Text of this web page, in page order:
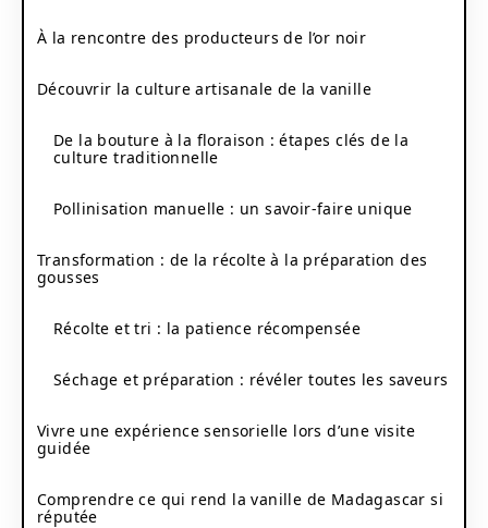
À la rencontre des producteurs de l’or noir
Découvrir la culture artisanale de la vanille
De la bouture à la floraison : étapes clés de la
culture traditionnelle
Pollinisation manuelle : un savoir-faire unique
Transformation : de la récolte à la préparation des
gousses
Récolte et tri : la patience récompensée
Séchage et préparation : révéler toutes les saveurs
Vivre une expérience sensorielle lors d’une visite
guidée
Comprendre ce qui rend la vanille de Madagascar si
réputée